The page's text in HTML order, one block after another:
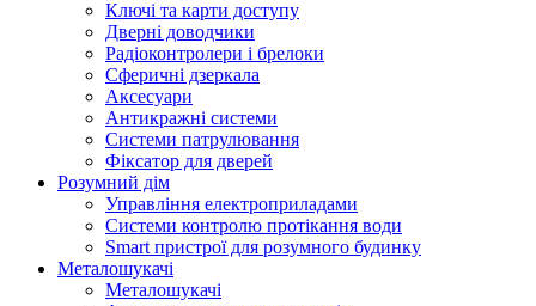
Ключі та карти доступу
Дверні доводчики
Радіоконтролери і брелоки
Сферичні дзеркала
Аксесуари
Антикражні системи
Системи патрулювання
Фіксатор для дверей
Розумний дім
Управління електроприладами
Системи контролю протікання води
Smart пристрої для розумного будинку
Металошукачі
Металошукачі